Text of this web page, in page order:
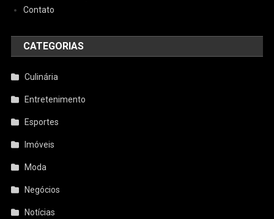
Contato
CATEGORIAS
Culinária
Entretenimento
Esportes
Imóveis
Moda
Negócios
Notícias